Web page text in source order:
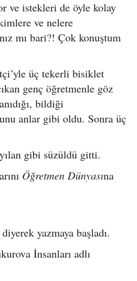
ve istekleri de öyle kolay
ve nelere
mı bari?! Çok konuştum
üç tekerli bisiklet
genç öğretmenle göz
bildiği
anlar gibi oldu. Sonra üç
gibi süzüldü gitti.
Öğretmen Dünyasına
diyerek yazmaya başladı.
İnsanları adlı